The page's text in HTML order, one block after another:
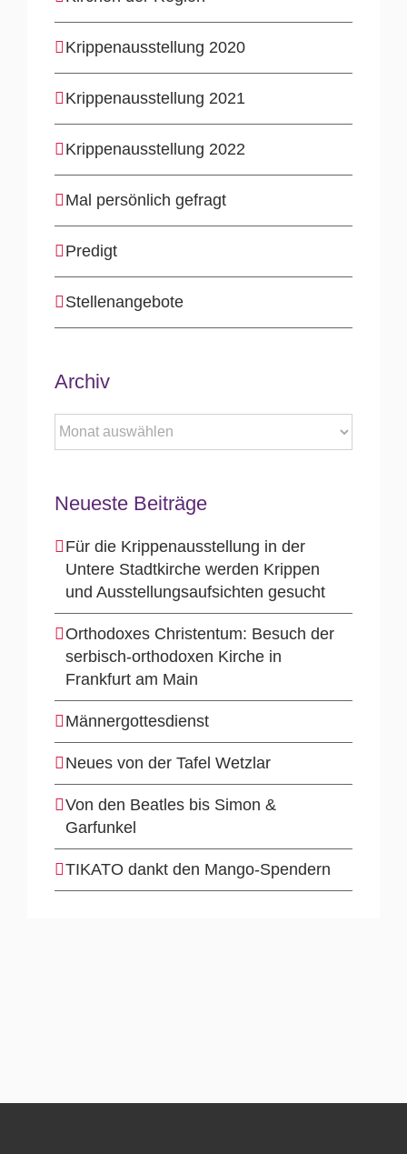
Krippenausstellung 2020
Krippenausstellung 2021
Krippenausstellung 2022
Mal persönlich gefragt
Predigt
Stellenangebote
Archiv
Archiv
Neueste Beiträge
Für die Krippenausstellung in der
Untere Stadtkirche werden Krippen
und Ausstellungsaufsichten gesucht
Orthodoxes Christentum: Besuch der
serbisch-orthodoxen Kirche in
Frankfurt am Main
Männergottesdienst
Neues von der Tafel Wetzlar
Von den Beatles bis Simon &
Garfunkel
TIKATO dankt den Mango-Spendern